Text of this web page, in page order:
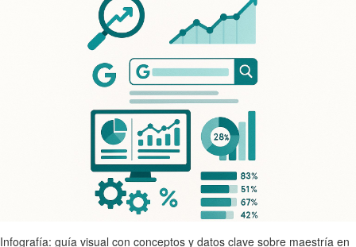
Infografía: guía visual con conceptos y datos clave sobre maestría en